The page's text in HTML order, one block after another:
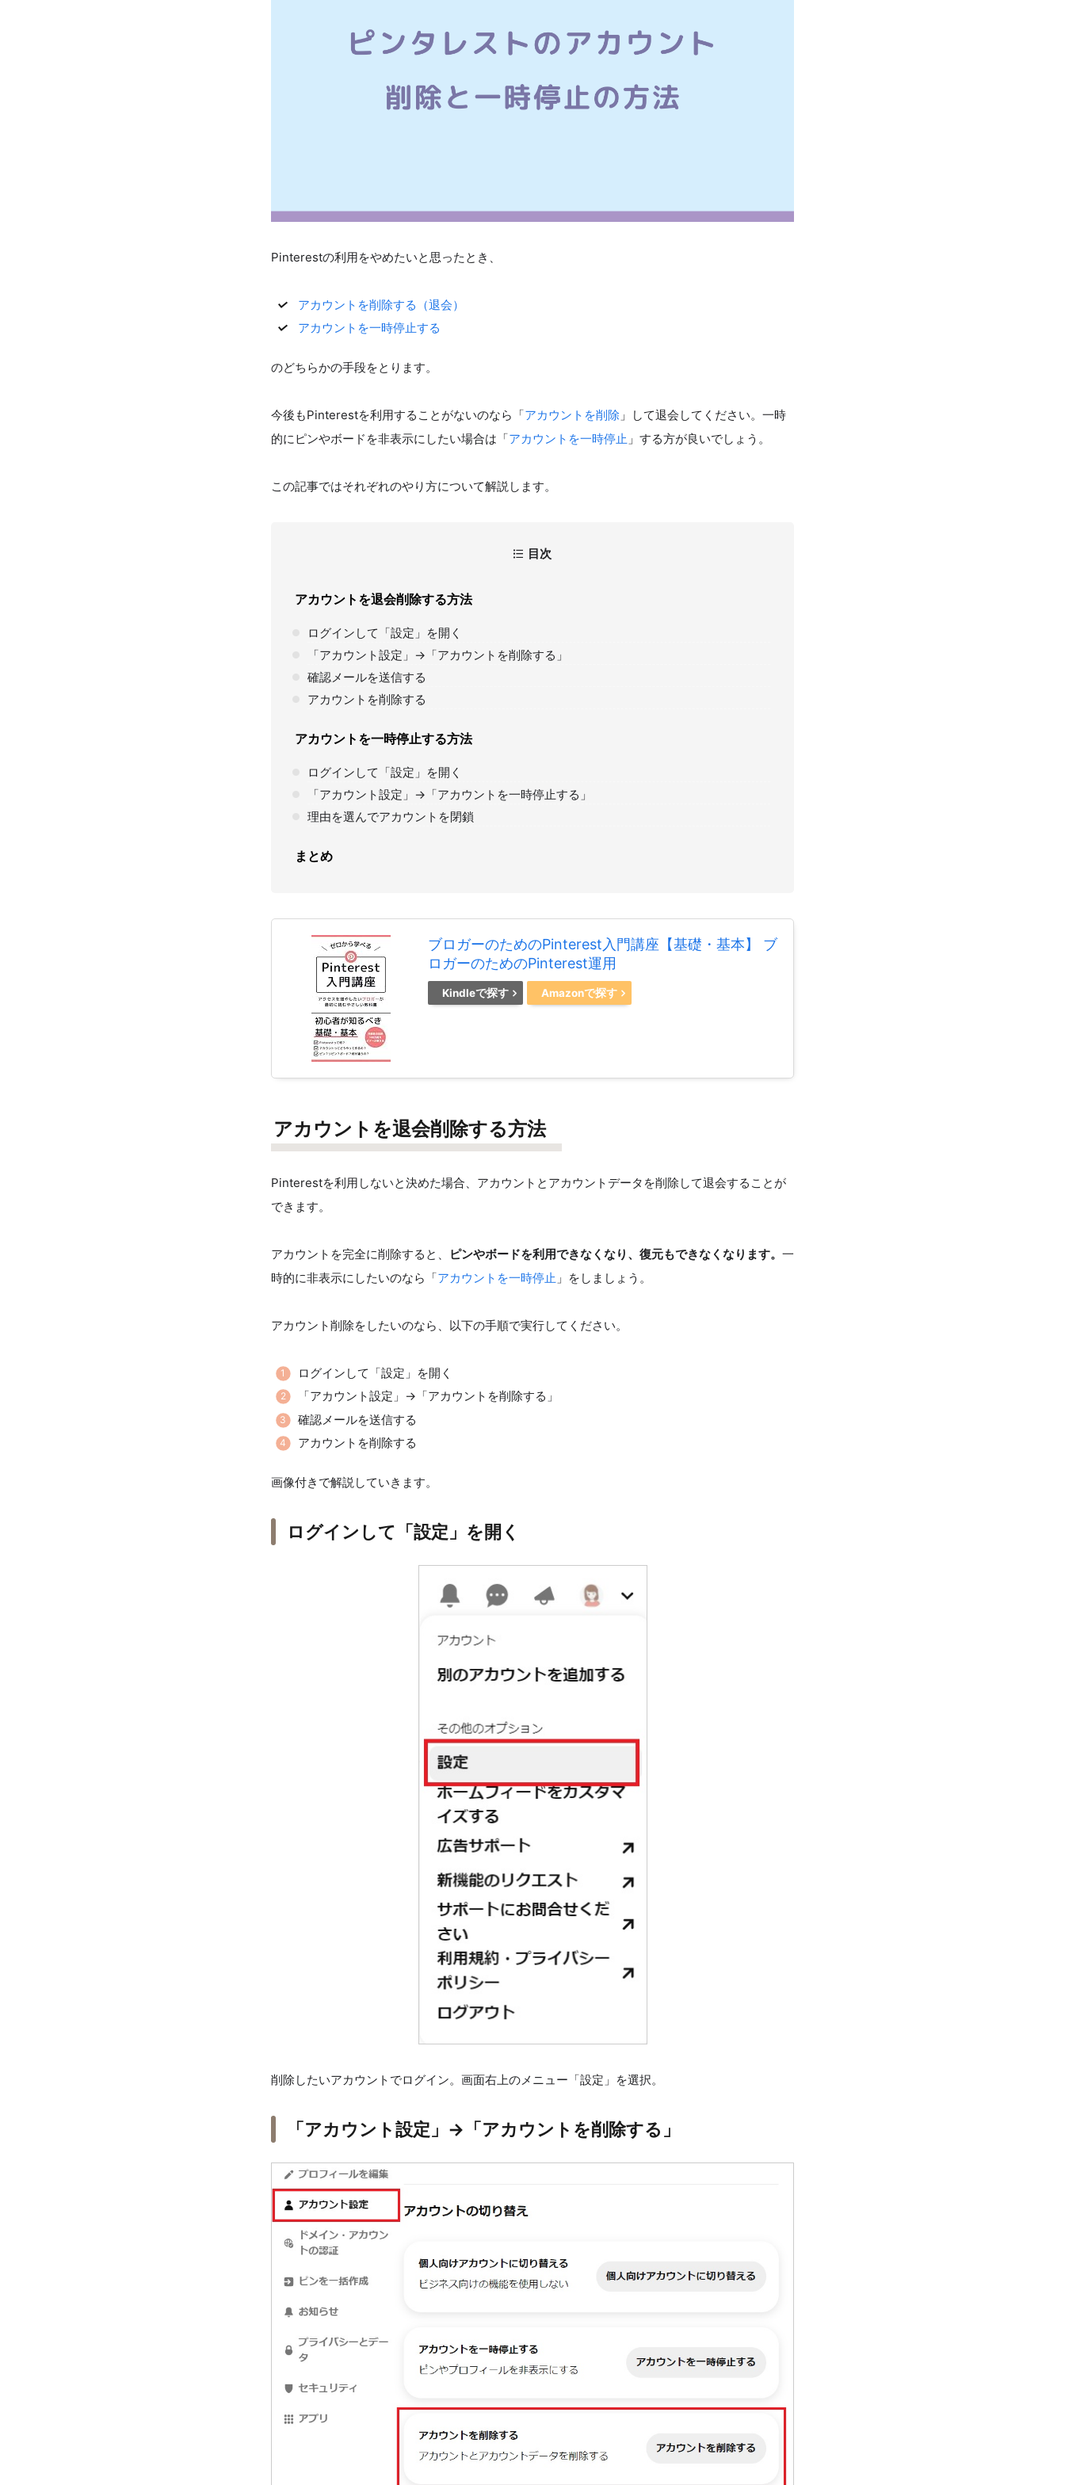
Pinterestの利用をやめたいと思ったとき、
アカウントを削除する（退会）
アカウントを一時停止する
のどちらかの手段をとります。
今後もPinterestを利用することがないのなら「アカウントを削除 」して退会してください。一時
的にピンやボードを非表示にしたい場合は「アカウントを一時停止 」する方が良いでしょう。
この記事ではそれぞれのやり方について解説します。
目次
アカウントを退会削除する方法
ログインして「設定」を開く
「アカウント設定」→「アカウントを削除する」
確認メールを送信する
アカウントを削除する
アカウントを一時停止する方法
ログインして「設定」を開く
「アカウント設定」→「アカウントを一時停止する」
理由を選んでアカウントを閉鎖
まとめ
ブロガーのためのPinterest入門講座【基礎・基本】 ブ
ロガーのためのPinterest運用
Kindleで探す Amazonで探す
アカウントを退会削除する方法
Pinterestを利用しないと決めた場合、アカウントとアカウントデータを削除して退会することが
できます。
アカウントを完全に削除すると、 ピンやボードを利用できなくなり、復元もできなくなります。 一
時的に非表示にしたいのなら「アカウントを一時停止 」をしましょう。
アカウント削除をしたいのなら、以下の手順で実行してください。
ログインして「設定」を開く
「アカウント設定」→「アカウントを削除する」
確認メールを送信する
アカウントを削除する
画像付きで解説していきます。
ログインして「設定」を開く
削除したいアカウントでログイン。画面右上のメニュー「設定」を選択。
「アカウント設定」→「アカウントを削除する」